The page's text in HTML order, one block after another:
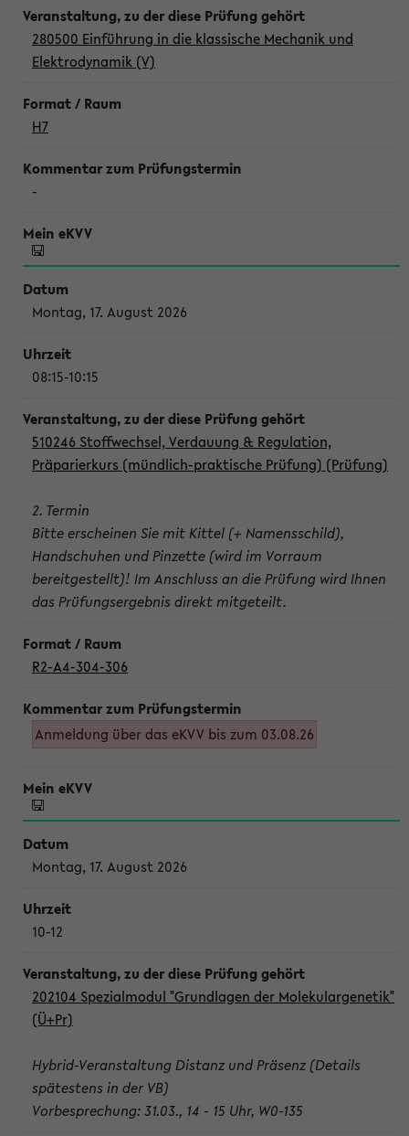
280500 Einführung in die klassische Mechanik und
Elektrodynamik (V)
H7
-
Montag, 17. August 2026
08:15-10:15
510246 Stoffwechsel, Verdauung & Regulation,
Präparierkurs (mündlich-praktische Prüfung) (Prüfung)
2. Termin
Bitte erscheinen Sie mit Kittel (+ Namensschild),
Handschuhen und Pinzette (wird im Vorraum
bereitgestellt)! Im Anschluss an die Prüfung wird Ihnen
das Prüfungsergebnis direkt mitgeteilt.
R2-A4-304-306
Anmeldung über das eKVV bis zum 03.08.26
Montag, 17. August 2026
10-12
202104 Spezialmodul "Grundlagen der Molekulargenetik"
(Ü+Pr)
Hybrid-Veranstaltung Distanz und Präsenz (Details
spätestens in der VB)
Vorbesprechung: 31.03., 14 - 15 Uhr, W0-135